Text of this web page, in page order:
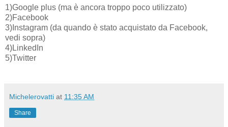
1)Google plus (ma è ancora troppo poco utilizzato)
2)Facebook
3)Instagram (da quando è stato acquistato da Facebook,
vedi sopra)
4)LinkedIn
5)Twitter
Michelerovatti at 11:35 AM
Share